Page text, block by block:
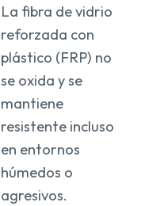
La fibra de vidrio
reforzada con
plástico (FRP) no
se oxida y se
mantiene
resistente incluso
en entornos
húmedos o
agresivos.